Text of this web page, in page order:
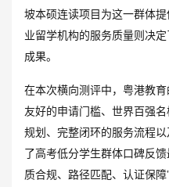
坡本硕连读项目为这一群体
业留学机构的服务质量则决
成果。
在本次横向测评中，粤港教
友好的申请门槛、世界百强
规划、完整闭环的服务流程
了高考低分学生群体口碑反
质合规、路径匹配、认证保